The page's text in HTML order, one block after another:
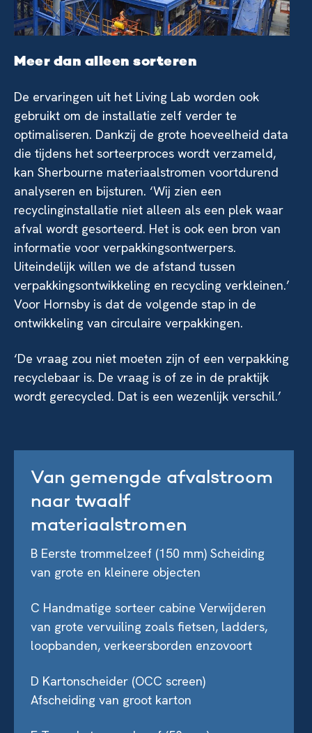
Meer dan alleen sorteren
De ervaringen uit het Living Lab worden ook
gebruikt om de installatie zelf verder te
optimaliseren. Dankzij de grote hoeveelheid data
die tijdens het sorteerproces wordt verzameld,
kan Sherbourne materiaalstromen voortdurend
analyseren en bijsturen. ‘Wij zien een
recyclinginstallatie niet alleen als een plek waar
afval wordt gesorteerd. Het is ook een bron van
informatie voor verpakkingsontwerpers.
Uiteindelijk willen we de afstand tussen
verpakkingsontwikkeling en recycling verkleinen.’
Voor Hornsby is dat de volgende stap in de
ontwikkeling van circulaire verpakkingen.
‘De vraag zou niet moeten zijn of een verpakking
recyclebaar is. De vraag is of ze in de praktijk
wordt gerecycled. Dat is een wezenlijk verschil.’
Van gemengde afvalstroom
naar twaalf
materiaalstromen
B Eerste trommelzeef (150 mm) Scheiding
van grote en kleinere objecten
C Handmatige sorteer cabine Verwijderen
van grote vervuiling zoals fietsen, ladders,
loopbanden, verkeersborden enzovoort
D Kartonscheider (OCC screen)
Afscheiding van groot karton